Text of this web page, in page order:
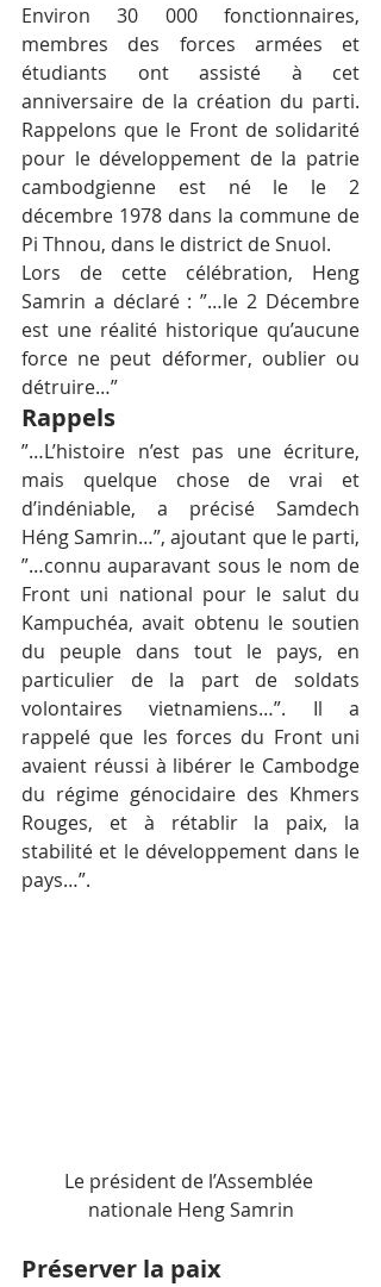
Environ 30 000 fonctionnaires,
membres des forces armées et
étudiants ont assisté à cet
anniversaire de la création du parti.
Rappelons que le Front de solidarité
pour le développement de la patrie
cambodgienne est né le le 2
décembre 1978 dans la commune de
Pi Thnou, dans le district de Snuol.
Lors de cette célébration, Heng
Samrin a déclaré : ”…le 2 Décembre
est une réalité historique qu’aucune
force ne peut déformer, oublier ou
détruire…”
Rappels
”…L’histoire n’est pas une écriture,
mais quelque chose de vrai et
d’indéniable, a précisé Samdech
Héng Samrin…”, ajoutant que le parti,
”…connu auparavant sous le nom de
Front uni national pour le salut du
Kampuchéa, avait obtenu le soutien
du peuple dans tout le pays, en
particulier de la part de soldats
volontaires vietnamiens…”. Il a
rappelé que les forces du Front uni
avaient réussi à libérer le Cambodge
du régime génocidaire des Khmers
Rouges, et à rétablir la paix, la
stabilité et le développement dans le
pays…”.
Le président de l’Assemblée
nationale Heng Samrin
Préserver la paix